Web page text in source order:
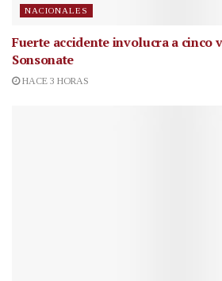
NACIONALES
Fuerte accidente involucra a cinco
Sonsonate
HACE 3 HORAS